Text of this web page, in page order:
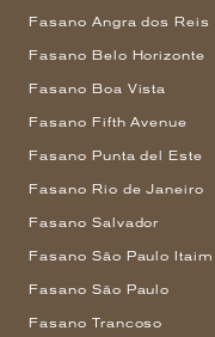
Fasano Angra dos Reis
Fasano Belo Horizonte
Fasano Boa Vista
Fasano Fifth Avenue
Fasano Punta del Este
Fasano Rio de Janeiro
Fasano Salvador
Fasano São Paulo Itaim
Fasano São Paulo
Fasano Trancoso